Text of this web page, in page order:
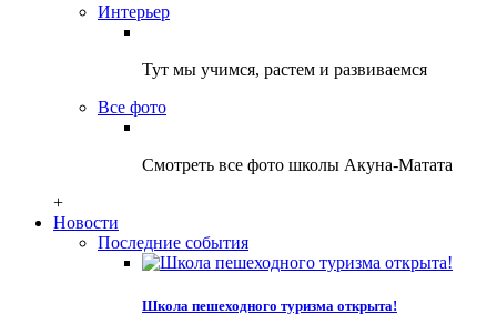
Интерьер
Тут мы учимся, растем и развиваемся
Все фото
Смотреть все фото школы Акуна-Матата
+
Новости
Последние события
Школа пешеходного туризма открыта!